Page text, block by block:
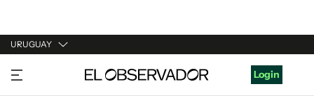
URUGUAY
URUGUAY Login